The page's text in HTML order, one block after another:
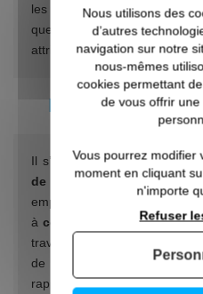
les subventions des
que les éco-primes des
attribuée pour l'installation de
L’ÉCO-PRÊT À
Il s’agit d’uncrédit bancaire
de 0 %. A compter du
emprunter 50 000 €
àconditions de ressources
travaux de rénovation
de fenêtres et la pose de
rapprochez-vous d’une
Nous utilisons des
d’autres
navigation sur notre
nous-mêmes
cookies permettant
de vous offrir
Vous pourrez modifier
moment en cliquant
n'importe
Refuser